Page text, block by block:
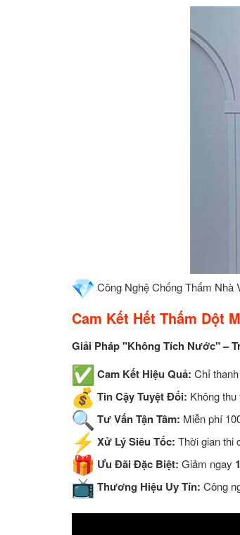
Công Nghệ Chống Thấm
Cam Kết Hết Thấm Dột
Giải Pháp "Không Tích Nước" –
Cam Kết Hiệu Quả: Chỉ
Tin Cậy Tuyệt Đối: Không
Tư Vấn Tận Tâm: Miễn phí
Xử Lý Siêu Tốc: Thời gian thi
Ưu Đãi Đặc Biệt: Giảm ngay
Thương Hiệu Uy Tín: Công